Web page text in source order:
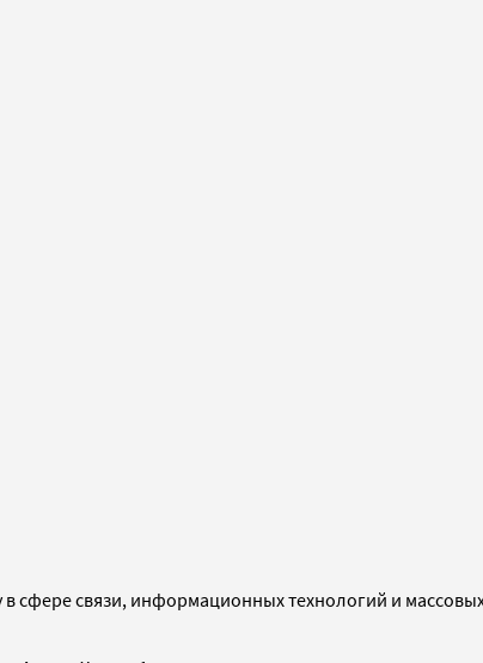
сфере связи, информационных технологий и